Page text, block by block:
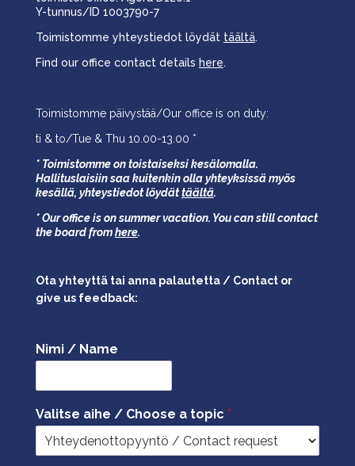
Y-tunnus/ID 1003790-7
Toimistomme yhteystiedot löydät täältä.
Find our office contact details here.
Toimistomme päivystää/Our office is on duty:
ti & to/Tue & Thu 10.00-13.00 *
* Toimistomme on toistaiseksi kesälomalla.
Hallituslaisiin saa kuitenkin olla yhteyksissä myös
kesällä, yhteystiedot löydättäältä.
* Our office is on summer vacation. You can still contact
the board fromhere.
Ota yhteyttä tai anna palautetta / Contact or
give us feedback:
Nimi / Name
Valitse aihe / Choose a topic *